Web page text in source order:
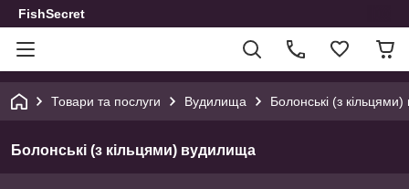
FishSecret
Товари та послуги Вудилища Болонські (з
Болонські (з кільцями) вудилища